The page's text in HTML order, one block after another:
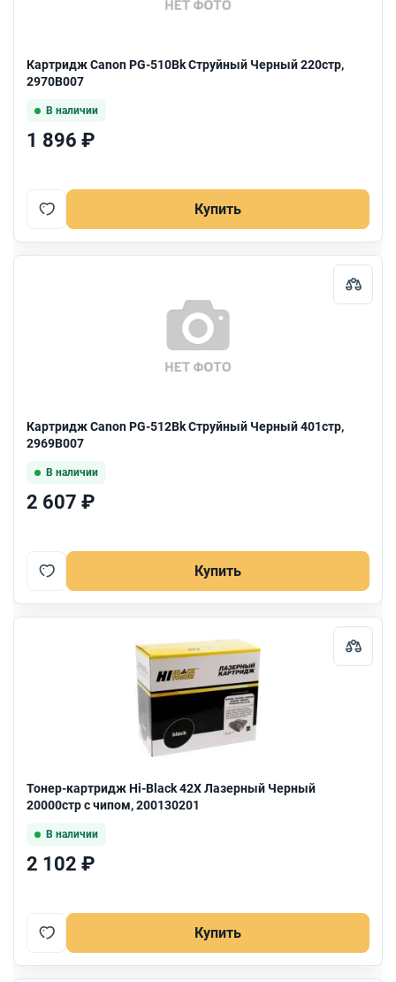
Картридж Canon PG-510Bk Струйный Черный 220стр,
2970B007
В наличии
1 896 ₽
Купить
Картридж Canon PG-512Bk Струйный Черный 401стр,
2969B007
В наличии
2 607 ₽
Купить
Тонер-картридж Hi-Black 42X Лазерный Черный
20000стр с чипом, 200130201
В наличии
2 102 ₽
Купить